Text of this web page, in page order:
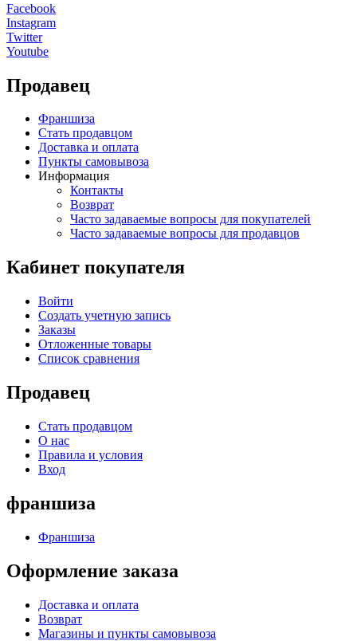
Facebook
Instagram
Twitter
Youtube
Продавец
Франшиза
Стать продавцом
Доставка и оплата
Пункты самовывоза
Информация
Контакты
Возврат
Часто задаваемые вопросы для покупателей
Часто задаваемые вопросы для продавцов
Кабинет покупателя
Войти
Создать учетную запись
Заказы
Отложенные товары
Список сравнения
Продавец
Стать продавцом
О нас
Правила и условия
Вход
франшиза
Франшиза
Оформление заказа
Доставка и оплата
Возврат
Магазины и пункты самовывоза